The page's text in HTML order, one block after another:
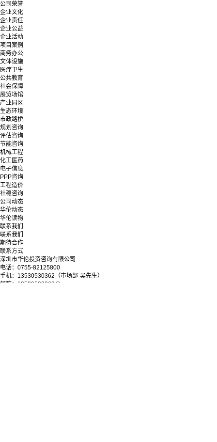
公司荣誉
企业文化
企业责任
企业公益
企业活动
项目案例
商务办公
文体设施
医疗卫生
公共教育
社会保障
展览场馆
产业园区
生态环境
市政路桥
规划咨询
评估咨询
节能咨询
机械工程
化工医药
电子信息
PPP咨询
工程造价
社稳咨询
公司动态
华伦动态
华伦读物
联系我们
联系我们
期待合作
联系方式
深圳市华伦投资咨询有限公司
电话：0755-82125800
手机：13530530362（市场部-吴先生）
邮箱：13530530362@qq.com